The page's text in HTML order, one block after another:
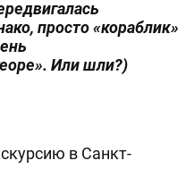
просто «кораблик»
Или шли?)
в Санкт-